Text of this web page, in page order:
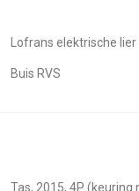
Lofrans elektrische lier
Buis RVS
Tas, 2015, 4P